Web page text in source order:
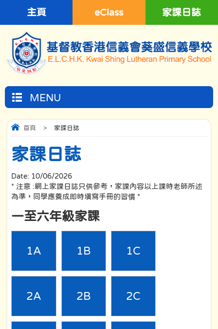
主頁 eClass 家課日誌
MENU
首頁 > 家課日誌
家課日誌
Date: 10/06/2026
* 注意 :網上家課日誌只供參考，家課內容以上課時老師所述
為準，同學應養成即時填寫手冊的習慣 *
一至六年級家課
1A 1B 1C
2A 2B 2C